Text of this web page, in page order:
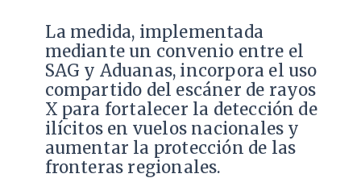
La medida, implementada
mediante un convenio entre el
SAG y Aduanas, incorpora el uso
compartido del escáner de rayos
X para fortalecer la detección de
ilícitos en vuelos nacionales y
aumentar la protección de las
fronteras regionales.